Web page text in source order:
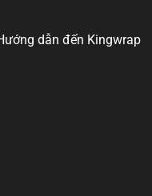
dẫn đến Kingwrap